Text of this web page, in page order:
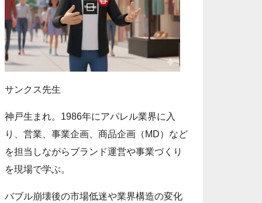
サンクス先生
神戸生まれ。1986年にアパレル業界に入
り、営業、事業企画、商品企画（MD）など
を担当しながらブランド運営や事業づくり
を現場で学ぶ。
バブル崩壊後の市場低迷や業界構造の変化